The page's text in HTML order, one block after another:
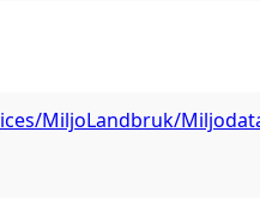
MiljoLandbruk/